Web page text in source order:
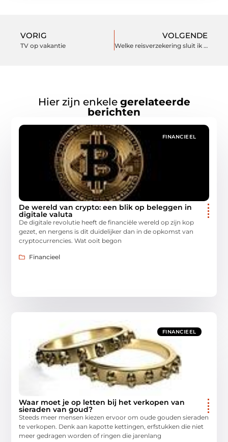
VORIG
TV op vakantie
VOLGENDE
Welke reisverzekering sluit ik af voor een wereldreis?
Hier zijn enkele gerelateerde
berichten
FINANCIEEL
De wereld van crypto: een blik op beleggen in
digitale valuta
De digitale revolutie heeft de financiële wereld op zijn kop
gezet, en nergens is dit duidelijker dan in de opkomst van
cryptocurrencies. Wat ooit begon
Financieel
FINANCIEEL
Waar moet je op letten bij het verkopen van
sieraden van goud?
Steeds meer mensen kiezen ervoor om oude gouden sieraden
te verkopen. Denk aan kapotte kettingen, erfstukken die niet
meer gedragen worden of ringen die jarenlang